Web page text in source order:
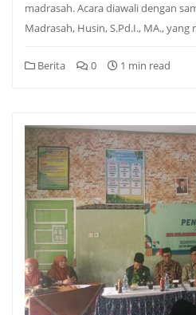
madrasah. Acara diawali dengan
Madrasah, Husin, S.Pd.I., MA.,
Berita 0 1 min read